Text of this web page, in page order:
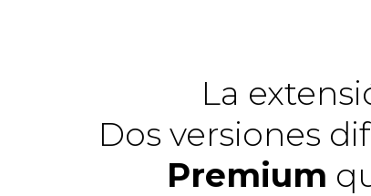
La
Dos versiones
Premium